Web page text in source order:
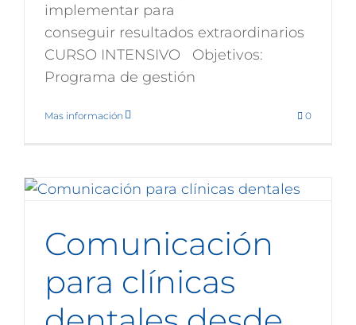
implementar para
conseguir resultados extraordinarios
CURSO INTENSIVO Objetivos:
Programa de gestión
Mas información 0
Comunicación
para clínicas